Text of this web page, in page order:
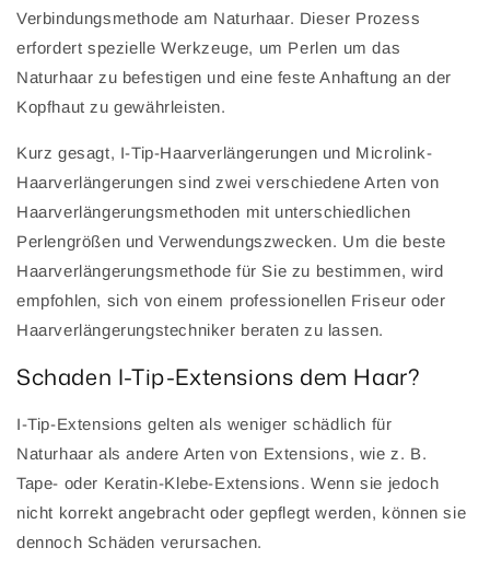
Verbindungsmethode am Naturhaar. Dieser Prozess
erfordert spezielle Werkzeuge, um Perlen um das
Naturhaar zu befestigen und eine feste Anhaftung an der
Kopfhaut zu gewährleisten.
Kurz gesagt, I-Tip-Haarverlängerungen und Microlink-
Haarverlängerungen sind zwei verschiedene Arten von
Haarverlängerungsmethoden mit unterschiedlichen
Perlengrößen und Verwendungszwecken. Um die beste
Haarverlängerungsmethode für Sie zu bestimmen, wird
empfohlen, sich von einem professionellen Friseur oder
Haarverlängerungstechniker beraten zu lassen.
Schaden I-Tip-Extensions dem Haar?
I-Tip-Extensions gelten als weniger schädlich für
Naturhaar als andere Arten von Extensions, wie z. B.
Tape- oder Keratin-Klebe-Extensions. Wenn sie jedoch
nicht korrekt angebracht oder gepflegt werden, können sie
dennoch Schäden verursachen.